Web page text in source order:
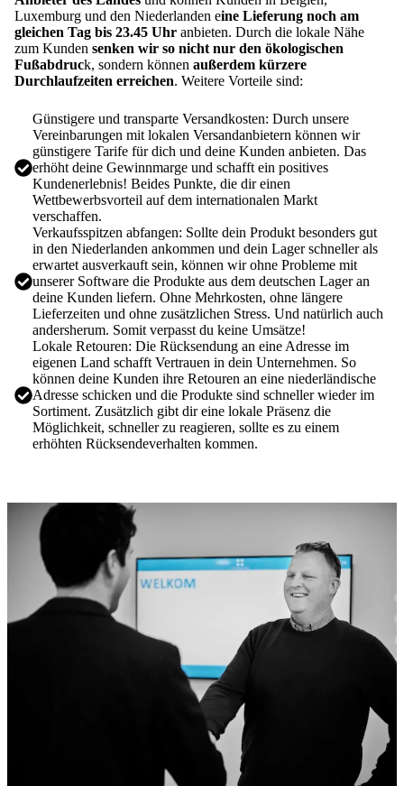
Luxemburg und den Niederlanden eine Lieferung noch am
gleichen Tag bis 23.45 Uhr anbieten. Durch die lokale Nähe
zum Kunden senken wir so nicht nur den ökologischen
Fußabdruck, sondern können außerdem kürzere
Durchlaufzeiten erreichen. Weitere Vorteile sind:
Günstigere und transparte Versandkosten: Durch unsere
Vereinbarungen mit lokalen Versandanbietern können wir
günstigere Tarife für dich und deine Kunden anbieten. Das
erhöht deine Gewinnmarge und schafft ein positives
Kundenerlebnis! Beides Punkte, die dir einen
Wettbewerbsvorteil auf dem internationalen Markt
verschaffen.
Verkaufsspitzen abfangen: Sollte dein Produkt besonders gut
in den Niederlanden ankommen und dein Lager schneller als
erwartet ausverkauft sein, können wir ohne Probleme mit
unserer Software die Produkte aus dem deutschen Lager an
deine Kunden liefern. Ohne Mehrkosten, ohne längere
Lieferzeiten und ohne zusätzlichen Stress. Und natürlich auch
andersherum. Somit verpasst du keine Umsätze!
Lokale Retouren: Die Rücksendung an eine Adresse im
eigenen Land schafft Vertrauen in dein Unternehmen. So
können deine Kunden ihre Retouren an eine niederländische
Adresse schicken und die Produkte sind schneller wieder im
Sortiment. Zusätzlich gibt dir eine lokale Präsenz die
Möglichkeit, schneller zu reagieren, sollte es zu einem
erhöhten Rücksendeverhalten kommen.